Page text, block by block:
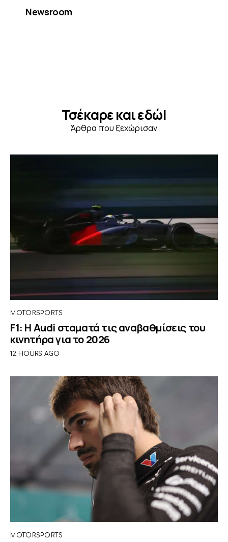
Newsroom
Τσέκαρε και εδώ!
Άρθρα που ξεχώρισαν
MOTORSPORTS
F1: Η Audi σταματά τις αναβαθμίσεις του
κινητήρα για το 2026
12 HOURS AGO
MOTORSPORTS